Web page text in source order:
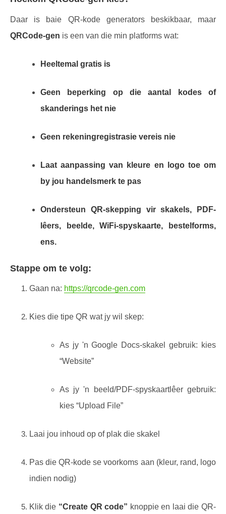
Daar is baie QR-kode generators beskikbaar, maar
QRCode-gen is een van die min platforms wat:
Heeltemal gratis is
Geen beperking op die aantal kodes of
skanderings het nie
Geen rekeningregistrasie vereis nie
Laat aanpassing van kleure en logo toe om
by jou handelsmerk te pas
Ondersteun QR-skepping vir skakels, PDF-
lêers, beelde, WiFi-spyskaarte, bestelforms,
ens.
Stappe om te volg:
Gaan na: https://qrcode-gen.com
Kies die tipe QR wat jy wil skep:
As jy 'n Google Docs-skakel gebruik: kies
“Website”
As jy 'n beeld/PDF-spyskaartlêer gebruik:
kies “Upload File”
Laai jou inhoud op of plak die skakel
Pas die QR-kode se voorkoms aan (kleur, rand, logo
indien nodig)
Klik die “Create QR code” knoppie en laai die QR-